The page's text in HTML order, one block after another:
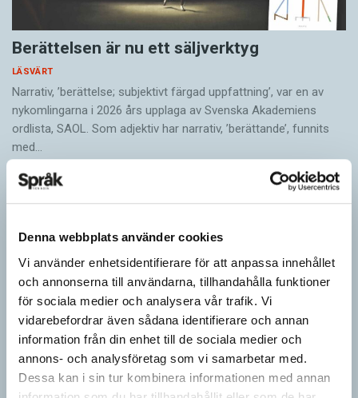
Denna webbplats använder cookies
Vi använder enhetsidentifierare för att anpassa innehållet
och annonserna till användarna, tillhandahålla funktioner
för sociala medier och analysera vår trafik. Vi
vidarebefordrar även sådana identifierare och annan
information från din enhet till de sociala medier och
annons- och analysföretag som vi samarbetar med.
Dessa kan i sin tur kombinera informationen med annan
Berättelsen är nu ett säljverktyg
LÄSVÄRT
Narrativ, ’berättelse; subjektivt färgad uppfattning’, var en av
nykomlingarna i 2026 års upplaga av Svenska Akademiens
ordlista, SAOL. Som adjektiv har narrativ, ’berättande’, funnits
med…
Egna tankar om andras skrivande